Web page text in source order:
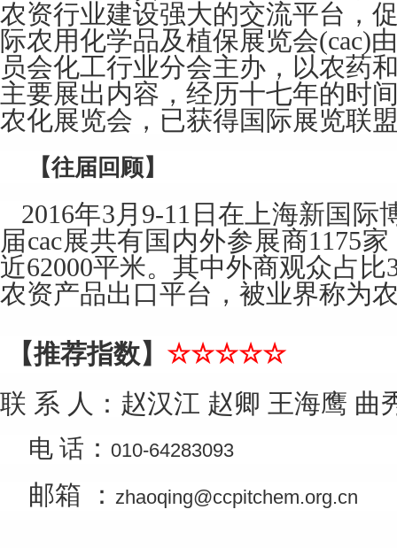
农资行业建设强大的交流平台，
际农用化学品及植保展览会(cac)
员会化工行业分会主办，以农药
主要展出内容，经历十七年的时
农化展览会，已获得国际展览联
【往届回顾】
2016年3月9-11日在上海新国际
届cac展共有国内外参展商1175
近62000平米。其中外商观众占
农资产品出口平台，被业界称为
【推荐指数】 ☆☆☆☆☆
联 系 人：赵汉江 赵卿 王海鹰
电 话 ： 010-64283093
邮箱 ： zhaoqing@ccpitchem.org.cn